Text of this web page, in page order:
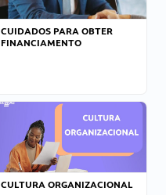
CUIDADOS PARA OBTER
FINANCIAMENTO
CULTURA ORGANIZACIONAL